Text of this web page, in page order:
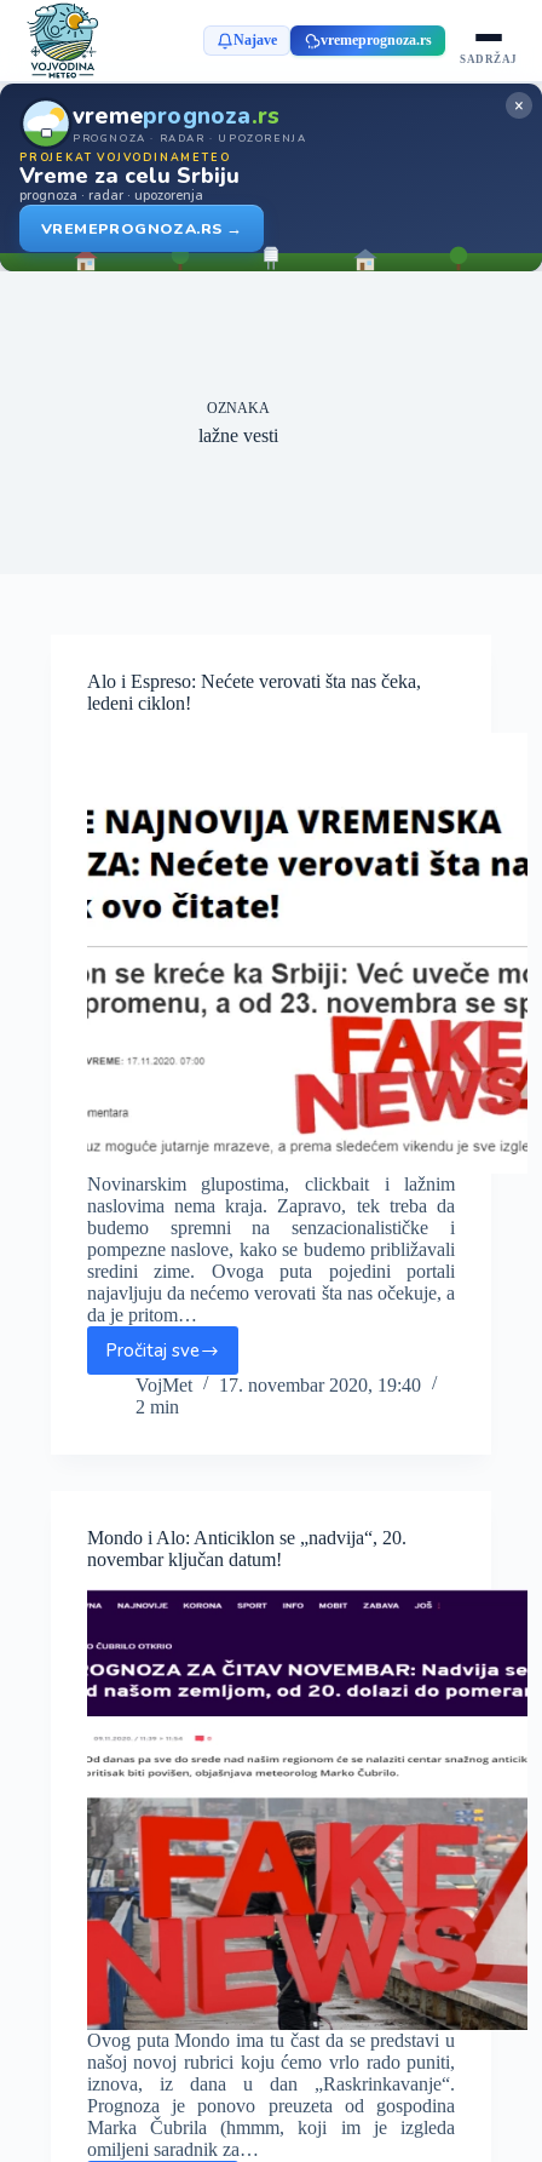
Najave vremeprognoza.rs
SADRŽAJ
vremeprognoza.rs
PROGNOZA · RADAR · UPOZORENJA
PROJEKAT VOJVODINAMETEO
Vreme za celu Srbiju
prognoza · radar · upozorenja
VREMEPROGNOZA.RS →
×
OZNAKA
lažne vesti
Alo i Espreso: Nećete verovati šta nas čeka,
ledeni ciklon!
Novinarskim glupostima, clickbait i lažnim
naslovima nema kraja. Zapravo, tek treba da
budemo spremni na senzacionalističke i
pompezne naslove, kako se budemo približavali
sredini zime. Ovoga puta pojedini portali
najavljuju da nećemo verovati šta nas očekuje, a
da je pritom…
Pročitaj sve
Alo
i
Espreso:
čeka,
ledeni
VojMet
17. novembar 2020, 19:40
2 min
Mondo i Alo: Anticiklon se „nadvija“, 20.
novembar ključan datum!
Ovog puta Mondo ima tu čast da se predstavi u
našoj novoj rubrici koju ćemo vrlo rado puniti,
iznova, iz dana u dan „Raskrinkavanje“.
Prognoza je ponovo preuzeta od gospodina
Marka Čubrila (hmmm, koji im je izgleda
omiljeni saradnik za…